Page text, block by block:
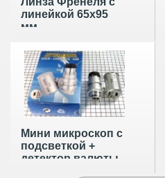
линейкой 65х95
мм
Мини микроскоп с
подсветкой +
детектор валюты